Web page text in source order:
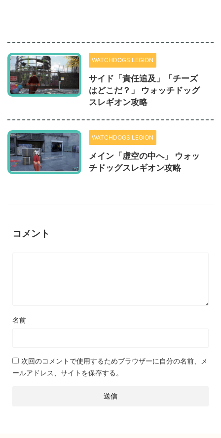
WATCHDOGS LEGION
サイド「責任追及」「チーズ
はどこだ？」 ウォッチドッグ
スレギオン攻略
WATCHDOGS LEGION
メイン「虚空の中へ」 ウォッ
チドッグスレギオン攻略
コメント
名前
次回のコメントで使用するためブラウザーに自分の名前、メ
ールアドレス、サイトを保存する。